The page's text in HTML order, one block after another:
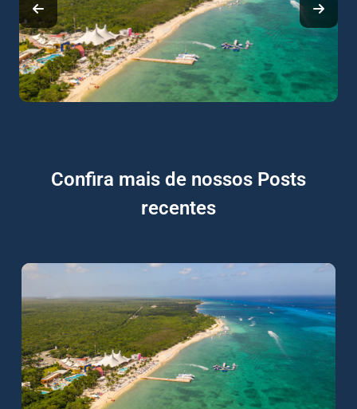
Confira mais de nossos Posts
recentes